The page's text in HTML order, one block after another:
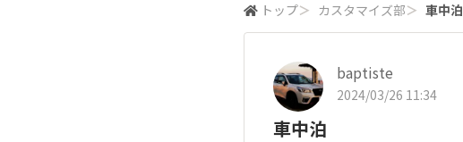
トップ＞ カスタマイズ部＞ 車中泊
baptiste
2024/03/26 11:34
車中泊